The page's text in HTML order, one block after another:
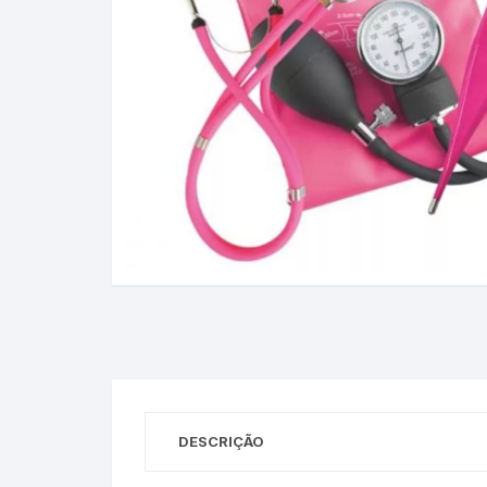
Baixa Temperatura
Caramelômetro
Chimarrão
Chocadeira
Termômetros Decorativos
DESCRIÇÃO